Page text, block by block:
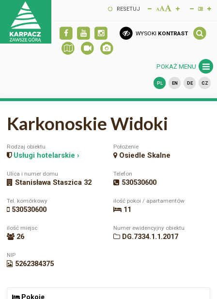
RESETUJ
WYSOKI KONTRAST
POKAŻ MENU
PL EN DE CZ
Karkonoskie Widoki
Rodzaj obiektu
Usługi hotelarskie ›
Położenie
Osiedle Skalne
Ulica i numer domu
Stanisława Staszica 32
Telefon
530530600
Tel. komórkowy
530530600
ilość pokoi / apartamentów
11
ilość miejsc
26
Numer ewidencyjny obiektu
DG.7334.1.1.2017
NIP
5262384375
Pokoje